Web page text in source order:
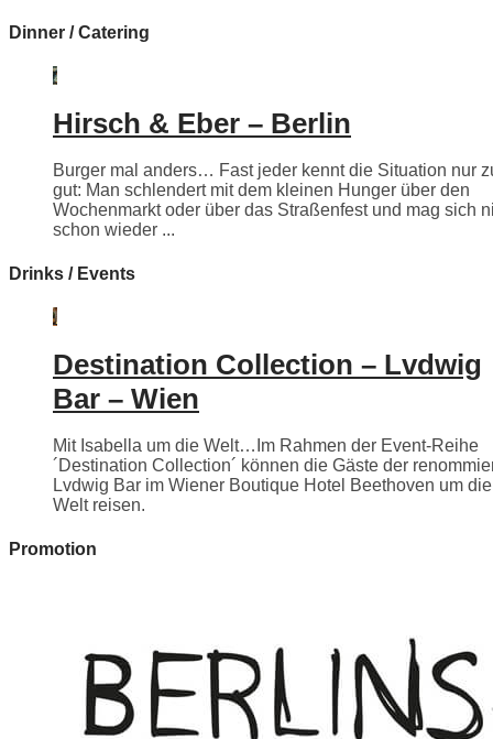
Dinner / Catering
Hirsch & Eber – Berlin
Burger mal anders… Fast jeder kennt die Situation nur
gut: Man schlendert mit dem kleinen Hunger über den
Wochenmarkt oder über das Straßenfest und mag sich
schon wieder ...
Drinks / Events
Destination Collection – Lvdwig
Bar – Wien
Mit Isabella um die Welt…Im Rahmen der Event-Reihe
´Destination Collection´ können die Gäste der
Lvdwig Bar im Wiener Boutique Hotel Beethoven um die
Welt reisen.
Promotion